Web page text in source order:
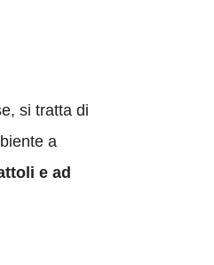
si tratta di
a
e ad